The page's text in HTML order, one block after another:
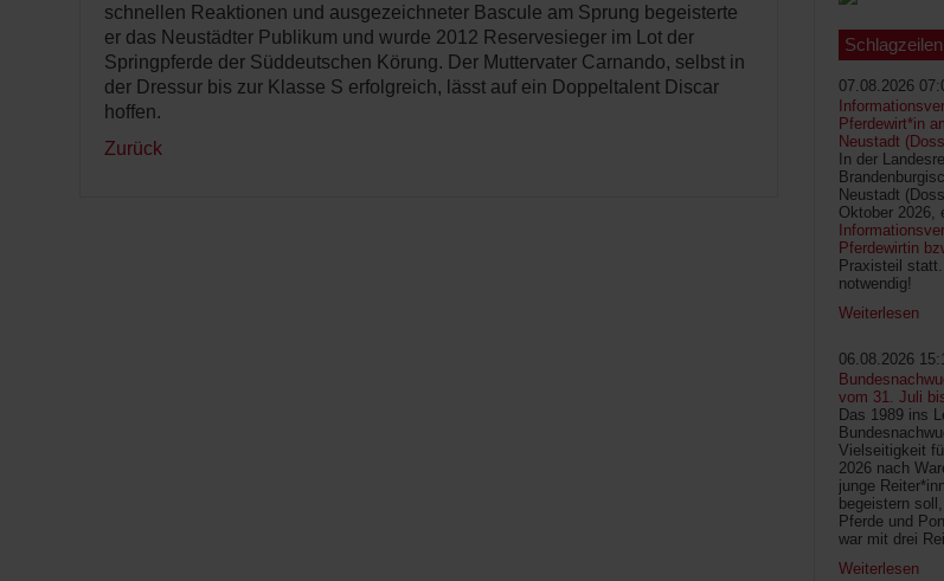
schnellen Reaktionen und ausgezeichneter Bascule am Sprung begeisterte
er das Neustädter Publikum und wurde 2012 Reservesieger im Lot der
Springpferde der Süddeutschen Körung. Der Muttervater Carnando, selbst in
der Dressur bis zur Klasse S erfolgreich, lässt auf ein Doppeltalent Discar
hoffen.
Zurück
07.08.2026
Pferdewirt*in
Neustadt
In der
Neustadt
Oktober 2026,
Pferdewirtin
Praxisteil
notwendig!
Weiterlesen
06.08.2026
vom 31. Juli
Das 1989 ins
Vielseitigkeit
2026 nach
junge
begeistern
Pferde und
war mit drei
Weiterlesen